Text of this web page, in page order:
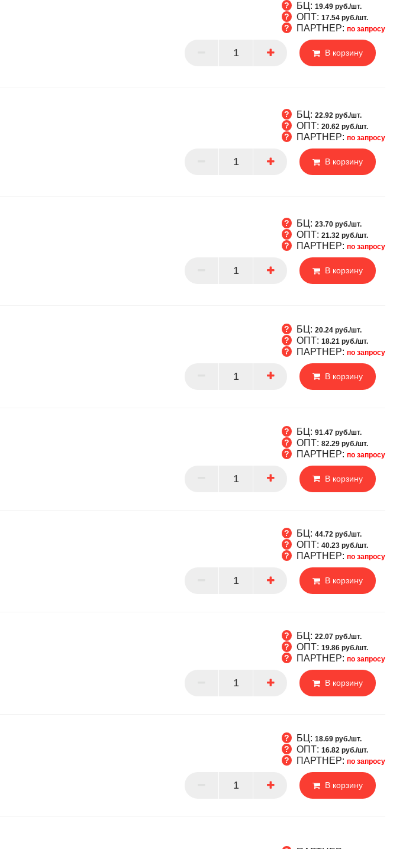
БЦ: 19.49 руб./шт.
ОПТ: 17.54 руб./шт.
ПАРТНЕР: по запросу
В корзину
БЦ: 22.92 руб./шт.
ОПТ: 20.62 руб./шт.
ПАРТНЕР: по запросу
В корзину
БЦ: 23.70 руб./шт.
ОПТ: 21.32 руб./шт.
ПАРТНЕР: по запросу
В корзину
БЦ: 20.24 руб./шт.
ОПТ: 18.21 руб./шт.
ПАРТНЕР: по запросу
В корзину
БЦ: 91.47 руб./шт.
ОПТ: 82.29 руб./шт.
ПАРТНЕР: по запросу
В корзину
БЦ: 44.72 руб./шт.
ОПТ: 40.23 руб./шт.
ПАРТНЕР: по запросу
В корзину
БЦ: 22.07 руб./шт.
ОПТ: 19.86 руб./шт.
ПАРТНЕР: по запросу
В корзину
БЦ: 18.69 руб./шт.
ОПТ: 16.82 руб./шт.
ПАРТНЕР: по запросу
В корзину